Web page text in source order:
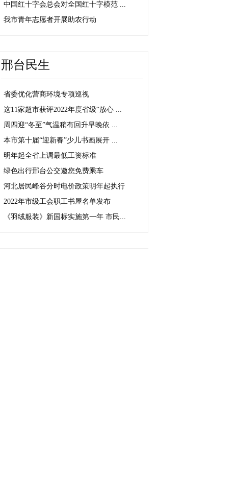
中国红十字会总会对全国红十字模范 ...
我市青年志愿者开展助农行动
邢台民生
省委优化营商环境专项巡视
这11家超市获评2022年度省级“放心 ...
周四迎“冬至”气温稍有回升早晚依 ...
本市第十届“迎新春”少儿书画展开 ...
明年起全省上调最低工资标准
绿色出行邢台公交邀您免费乘车
河北居民峰谷分时电价政策明年起执行
2022年市级工会职工书屋名单发布
《羽绒服装》新国标实施第一年 市民...